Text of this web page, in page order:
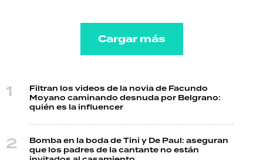
Cargar más
Filtran los videos de la novia de Facundo
Moyano caminando desnuda por Belgrano:
quién es la influencer
Bomba en la boda de Tini y De Paul: aseguran
que los padres de la cantante no están